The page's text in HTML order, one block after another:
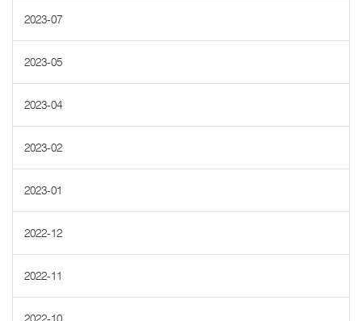
2023-07
2023-05
2023-04
2023-02
2023-01
2022-12
2022-11